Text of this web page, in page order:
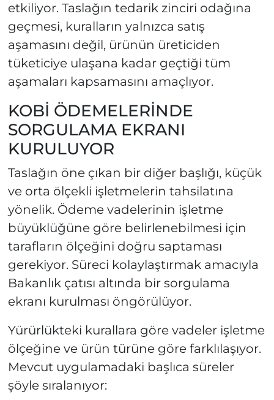
etkiliyor. Taslağın tedarik zinciri odağına
geçmesi, kuralların yalnızca satış
aşamasını değil, ürünün üreticiden
tüketiciye ulaşana kadar geçtiği tüm
aşamaları kapsamasını amaçlıyor.
KOBİ ÖDEMELERİNDE
SORGULAMA EKRANI
KURULUYOR
Taslağın öne çıkan bir diğer başlığı, küçük
ve orta ölçekli işletmelerin tahsilatına
yönelik. Ödeme vadelerinin işletme
büyüklüğüne göre belirlenebilmesi için
tarafların ölçeğini doğru saptaması
gerekiyor. Süreci kolaylaştırmak amacıyla
Bakanlık çatısı altında bir sorgulama
ekranı kurulması öngörülüyor.
Yürürlükteki kurallara göre vadeler işletme
ölçeğine ve ürün türüne göre farklılaşıyor.
Mevcut uygulamadaki başlıca süreler
şöyle sıralanıyor: